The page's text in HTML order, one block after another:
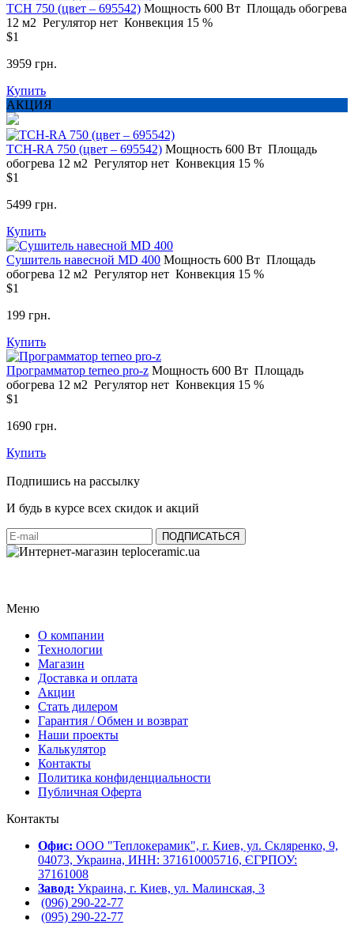
TCH 750 (цвет – 695542) Мощность 600 Вт Площадь обогрева
12 м2 Регулятор нет Конвекция 15 %
$1
3959 грн.
Купить
АКЦИЯ
TCH-RA 750 (цвет – 695542) Мощность 600 Вт Площадь
обогрева 12 м2 Регулятор нет Конвекция 15 %
$1
5499 грн.
Купить
Сушитель навесной MD 400 Мощность 600 Вт Площадь
обогрева 12 м2 Регулятор нет Конвекция 15 %
$1
199 грн.
Купить
Программатор terneo pro-z Мощность 600 Вт Площадь
обогрева 12 м2 Регулятор нет Конвекция 15 %
$1
1690 грн.
Купить
Подпишись на рассылку
И будь в курсе всех скидок и акций
Меню
О компании
Технологии
Магазин
Доставка и оплата
Акции
Стать дилером
Гарантия / Обмен и возврат
Наши проекты
Калькулятор
Контакты
Политика конфиденциальности
Публичная Оферта
Контакты
Офис: ООО "Теплокерамик", г. Киев, ул. Скляренко, 9,
04073, Украина, ИНН: 371610005716, ЄГРПОУ:
37161008
Завод: Украина, г. Киев, ул. Малинская, 3
(096) 290-22-77
(095) 290-22-77